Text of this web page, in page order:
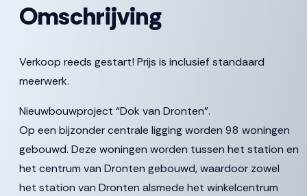
Omschrijving
Verkoop reeds gestart! Prijs is inclusief standaard
meerwerk.
Nieuwbouwproject “Dok van Dronten”.
Op een bijzonder centrale ligging worden 98 woningen
gebouwd. Deze woningen worden tussen het station en
het centrum van Dronten gebouwd, waardoor zowel
het station van Dronten alsmede het winkelcentrum